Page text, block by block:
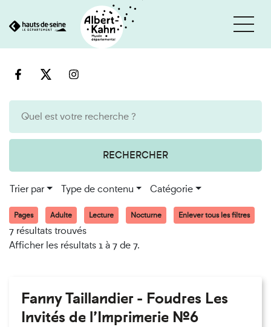
au
RECHERCHER
Trier par Type de contenu Catégorie
Pages Adulte Lecture Nocturne Enlever tous les filtres
7 résultats trouvés
Afficher les résultats 1 à 7 de 7.
Fanny Taillandier - Foudres Les
Invités de l’Imprimerie n°6
Cookies et traceurs utilisés sur ce site